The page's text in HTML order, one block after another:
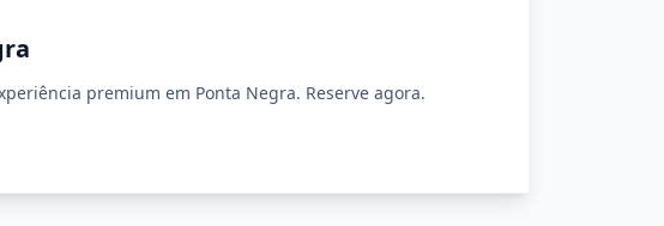
premium em Ponta Negra. Reserve agora.